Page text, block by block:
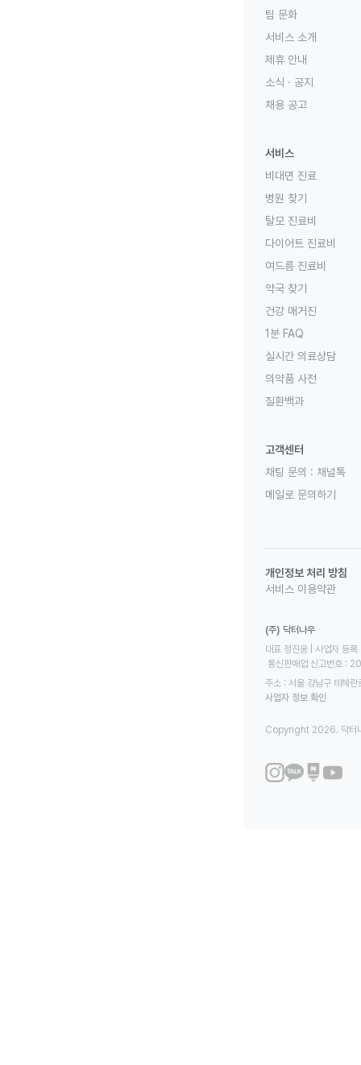
팀 문화
서비스 소개
제휴 안내
소식 · 공지
채용 공고
서비스
비대면 진료
병원 찾기
탈모 진료비
다이어트 진료비
여드름 진료비
약국 찾기
건강 매거진
1분 FAQ
실시간 의료상담
의약품 사전
질환백과
고객센터
채팅 문의 : 채널톡
메일로 문의하기
개인정보 처리 방침
서비스 이용약관
(주) 닥터나우
대표 정진웅 | 사업자
통신판매업 신고번호
주소 : 서울 강남구 테헤
사업자 정보 확인
Copyright 2026. 닥터